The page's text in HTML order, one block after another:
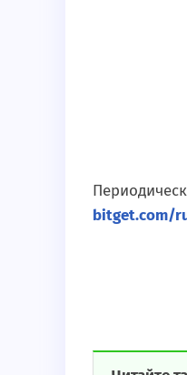
bitget.com/